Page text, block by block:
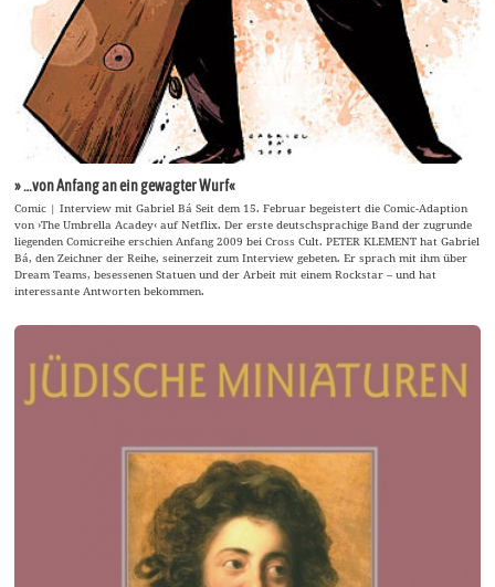
» …von Anfang an ein gewagter Wurf«
Comic | Interview mit Gabriel Bá Seit dem 15. Februar begeistert die Comic-Adaption
von ›The Umbrella Acadey‹ auf Netflix. Der erste deutschsprachige Band der zugrunde
liegenden Comicreihe erschien Anfang 2009 bei Cross Cult. PETER KLEMENT hat Gabriel
Bá, den Zeichner der Reihe, seinerzeit zum Interview gebeten. Er sprach mit ihm über
Dream Teams, besessenen Statuen und der Arbeit mit einem Rockstar – und hat
interessante Antworten bekommen.